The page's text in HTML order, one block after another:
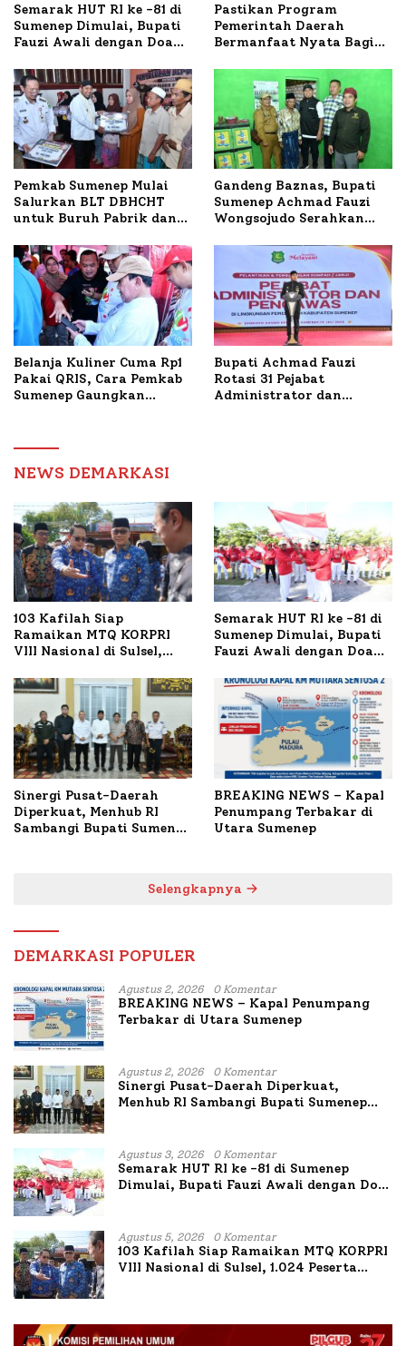
Semarak HUT RI ke -81 di
Sumenep Dimulai, Bupati
Fauzi Awali dengan Doa
Terbakar
Pastikan Program
Pemerintah Daerah
Bermanfaat Nyata Bagi
Sumenep Tinjau Langsung
Budidaya Lele dan Ayam
Petelur di Desa Bataal
Timur
Pemkab Sumenep Mulai
Salurkan BLT DBHCHT
untuk Buruh Pabrik dan
Gandeng Baznas, Bupati
Sumenep Achmad Fauzi
Wongsojudo Serahkan
Dua Kecamatan
Belanja Kuliner Cuma Rp1
Pakai QRIS, Cara Pemkab
Sumenep Gaungkan
Bupati Achmad Fauzi
Rotasi 31 Pejabat
Administrator dan
NEWS DEMARKASI
103 Kafilah Siap
Ramaikan MTQ KORPRI
VIII Nasional di Sulsel,
Semarak HUT RI ke -81 di
Sumenep Dimulai, Bupati
Fauzi Awali dengan Doa
Terbakar
Sinergi Pusat-Daerah
Diperkuat, Menhub RI
Sambangi Bupati Sumenep
BREAKING NEWS – Kapal
Penumpang Terbakar di
Utara Sumenep
Selengkapnya
DEMARKASI POPULER
Agustus 2, 2026 0 Komentar
BREAKING NEWS – Kapal Penumpang
Terbakar di Utara Sumenep
Agustus 2, 2026 0 Komentar
Sinergi Pusat-Daerah Diperkuat,
Menhub RI Sambangi Bupati Sumenep
Agustus 3, 2026 0 Komentar
Semarak HUT RI ke -81 di Sumenep
Dimulai, Bupati Fauzi Awali dengan Doa
Agustus 5, 2026 0 Komentar
103 Kafilah Siap Ramaikan MTQ KORPRI
VIII Nasional di Sulsel, 1.024 Peserta